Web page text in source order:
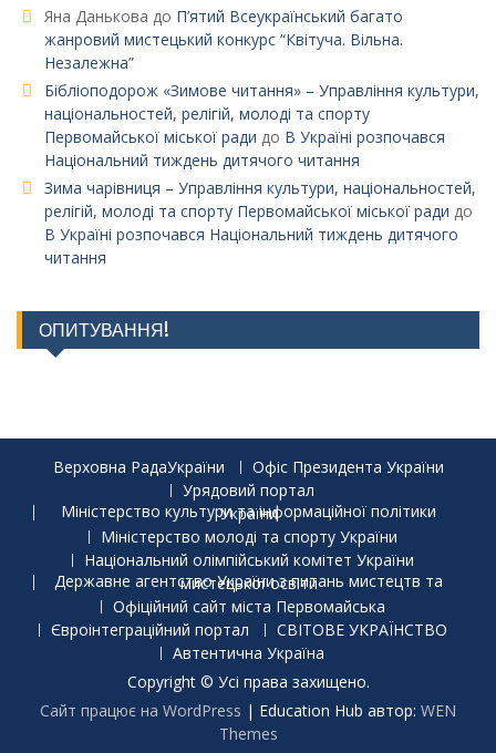
Яна Данькова до П’ятий Всеукраїнський багато
жанровий мистецький конкурс “Квітуча. Вільна.
Незалежна”
Бібліоподорож «Зимове читання» – Управління культури,
національностей, релігій, молоді та спорту
Первомайської міської ради до В Україні розпочався
Національний тиждень дитячого читання
Зима чарівниця – Управління культури, національностей,
релігій, молоді та спорту Первомайської міської ради до
В Україні розпочався Національний тиждень дитячого
читання
ОПИТУВАННЯ!
Верховна РадаУкраїни
Офіс Президента України
Урядовий портал
Міністерство культури та інформаційної політики України
Міністерство молоді та спорту України
Національний олімпійський комітет України
Державне агентство України з питань мистецтв та мистецької освіти
Офіційний сайт міста Первомайська
Євроінтеграційний портал
СВІТОВЕ УКРАЇНСТВО
Автентична Україна
Copyright © Усі права захищено.
Сайт працює на WordPress | Education Hub автор: WEN
Themes